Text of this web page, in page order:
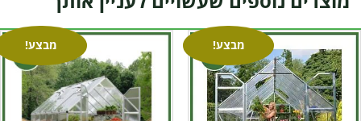
מבצע! מבצע!